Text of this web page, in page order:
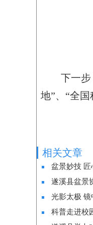
下一
地”、“全
相关文章
盆景妙技
遂溪县盆景
光影太极
科普走进校